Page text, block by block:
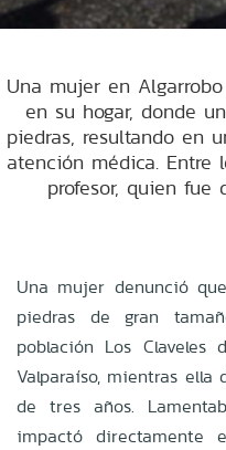
Una mujer en
en su hogar, donde
piedras, resultando en
atención médica. Entre
profesor, quien fue
Una mujer denunció
piedras de gran
población Los
Valparaíso, mientras
de tres años.
impactó directamente